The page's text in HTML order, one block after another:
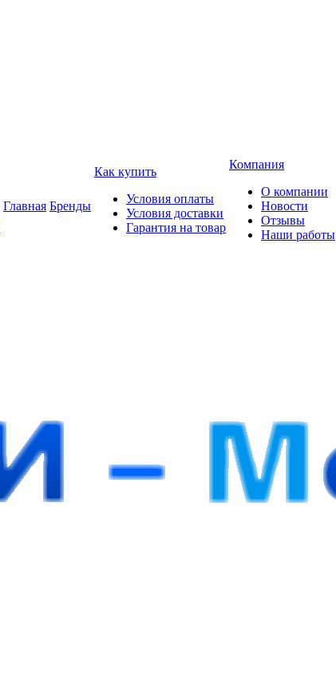
Главная Бренды
Как купить
Условия оплаты
Условия доставки
Гарантия на товар
Компания
О компании
Новости
Отзывы
Наши работы